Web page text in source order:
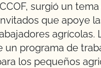
surgió un
que apoye
agrícolas.
un programa de
los pequeños